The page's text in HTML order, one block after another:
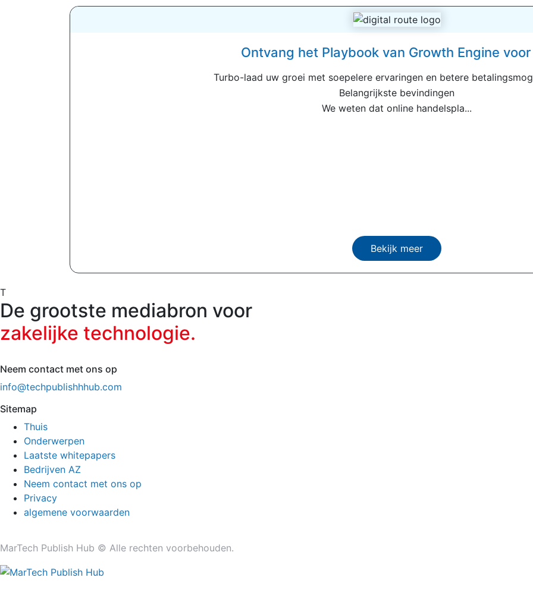
Ontvang het Playbook van Growth Engine voor
Turbo-laad uw groei met soepelere ervaringen en betere
Belangrijkste bevindingen
We weten dat online handelspla...
Bekijk meer
T
De grootste mediabron voor
zakelijke technologie.
Neem contact met ons op
info@techpublishhhub.com
Sitemap
Thuis
Onderwerpen
Laatste whitepapers
Bedrijven AZ
Neem contact met ons op
Privacy
algemene voorwaarden
MarTech Publish Hub © Alle rechten voorbehouden.